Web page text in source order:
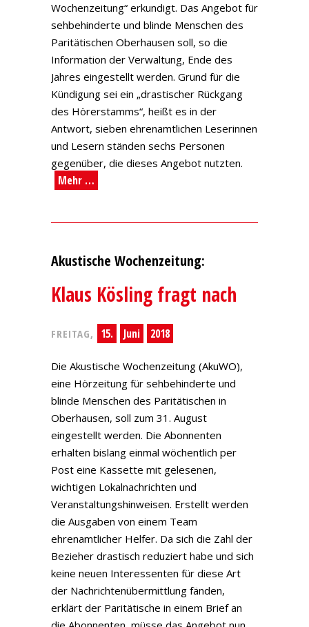
Wochenzeitung“ erkundigt. Das Angebot für
sehbehinderte und blinde Menschen des
Paritätischen Oberhausen soll, so die
Information der Verwaltung, Ende des
Jahres eingestellt werden. Grund für die
Kündigung sei ein „drastischer Rückgang
des Hörerstamms“, heißt es in der
Antwort, sieben ehrenamtlichen Leserinnen
und Lesern ständen sechs Personen
gegenüber, die dieses Angebot nutzten.
Mehr …
Akustische Wochenzeitung:
Klaus Kösling fragt nach
FREITAG, 15. Juni 2018
Die Akustische Wochenzeitung (AkuWO),
eine Hörzeitung für sehbehinderte und
blinde Menschen des Paritätischen in
Oberhausen, soll zum 31. August
eingestellt werden. Die Abonnenten
erhalten bislang einmal wöchentlich per
Post eine Kassette mit gelesenen,
wichtigen Lokalnachrichten und
Veranstaltungshinweisen. Erstellt werden
die Ausgaben von einem Team
ehrenamtlicher Helfer. Da sich die Zahl der
Bezieher drastisch reduziert habe und sich
keine neuen Interessenten für diese Art
der Nachrichtenübermittlung fänden,
erklärt der Paritätische in einem Brief an